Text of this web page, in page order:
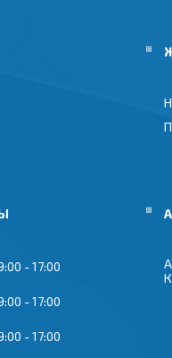
17:00
17:00
17:00